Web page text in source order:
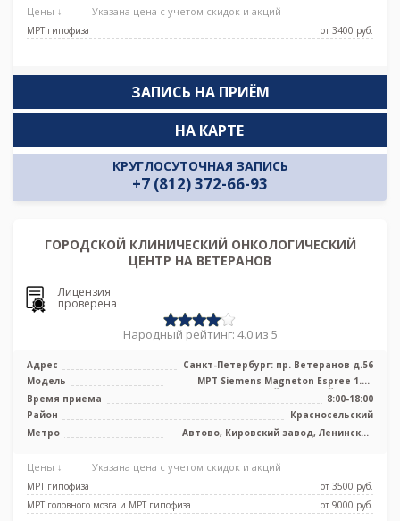
Цены ↓ Указана цена с учетом скидок и акций
МРТ гипофиза от 3400 pуб.
ЗАПИСЬ НА ПРИЁМ
КРУГЛОСУТОЧНАЯ ЗАПИСЬ
+7 (812) 372-66-93
НА КАРТЕ
ГОРОДСКОЙ КЛИНИЧЕСКИЙ ОНКОЛОГИЧЕСКИЙ
ЦЕНТР НА ВЕТЕРАНОВ
Лицензия
проверена
Народный рейтинг: 4.0 из 5
Адрес
Санкт-Петербург: пр. Ветеранов д.56
Модель
МРТ Siemens Magneton Espree 1.5T
высокопольный закрытый тип, КТ
Siemen ...
Время приема
8:00-18:00
Район
Красносельский
Метро
Автово, Кировский завод, Ленинский
Цены ↓ Указана цена с учетом скидок и акций
МРТ гипофиза
от 3500 pуб.
МРТ головного мозга и МРТ гипофиза
от 9000 pуб.